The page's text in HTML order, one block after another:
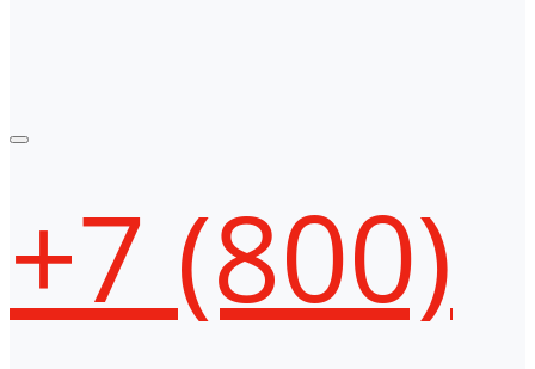
+7 (800)